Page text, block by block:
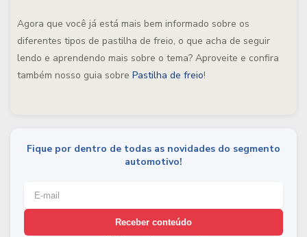
Agora que você já está mais bem informado sobre os
diferentes tipos de pastilha de freio, o que acha de seguir
lendo e aprendendo mais sobre o tema? Aproveite e confira
também nosso guia sobre Pastilha de freio!
Fique por dentro de todas as novidades do segmento
automotivo!
Receber conteúdo